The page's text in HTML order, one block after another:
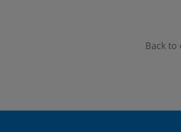
Back to